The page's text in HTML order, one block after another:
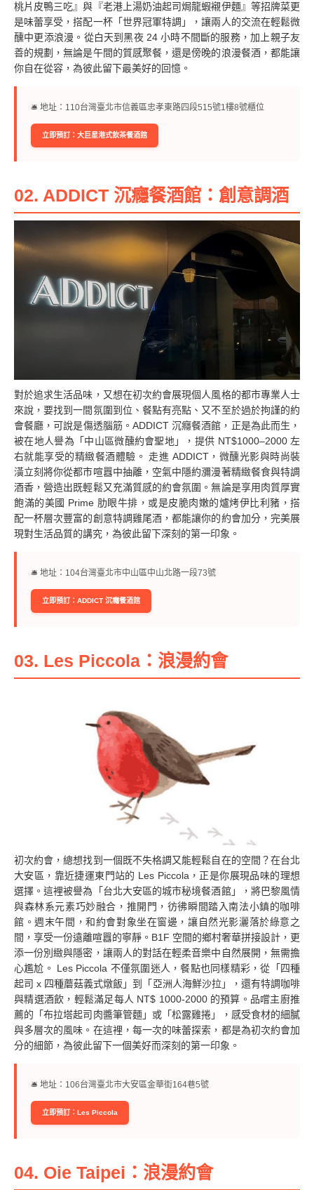
桃片皮鴨三吃』與『老港上湯奶油起司焗龍蝦襯伊麵』等招牌菜更
是味蕾享受，搭配一杯「世界冠軍特調」，讓兩人的交流在輕鬆微
醺中更添浪漫。從白天到黑夜 24 小時不間斷的服務，加上親子友
善的規劃，無論是午間的質感聚餐，還是傍晚的浪漫餐酒，都能讓
你自在從容，為彼此留下最美好的回憶。
🛎︎ 地址：110台灣臺北市信義區忠孝東路四段515號1樓8號櫃位
立即預訂：大巨星港式飲茶餐酒館
02. ADDICT 沉癮餐酒館：創意調酒
對於追求生活品味，又想在初次約會展現個人風格的都市專業人士
來說，要找到一間氛圍到位、餐點有亮點、又不至於過於拘謹的約
會餐廳，可說是傷透腦筋。ADDICT 沉癮餐酒館，正是為此而生，
被在地人譽為「中山區微醺約會聖地」，提供 NT$1000–2000 左
右就能享受的精緻餐酒體驗。 走進 ADDICT，微醺光影與時尚裝
潢立刻將你從都市喧囂中抽離，空氣中隱約瀰漫著精緻餐食與特調
酒香，營造出既輕鬆又充滿質感的約會氛圍。無論是享用肉質厚實
飽滿的美國 Prime 肋眼牛排，或是皮脆肉嫩的爐烤伊比利豬，搭
配一杯層次豐富的創意特調雞尾酒，都能讓你的約會加分，完美展
現對生活品質的講究，為彼此留下深刻的第一印象。
🛎︎ 地址：104台灣臺北市中山區中山北路一段73號
立即預訂：ADDICT 沉癮餐酒館
03. Les Piccola：浪漫約會
初次約會，總想找到一個既不失格調又能輕鬆自在的空間？在台北
大安區，靠近捷運東門站的 Les Piccola，正是你展現品味的理想
選擇。這裡被譽為「台北大安區的城市秘境餐酒館」，將巴黎風情
與森林系元素巧妙融合，推開門，彷彿瞬間踏入南法小鎮的咖啡
館。週末午間，和約會對象坐在窗邊，讓自然光影灑落於綠意之
間，享受一份遠離喧囂的寧靜。B1F 空間的鄉村奢華拼接設計，更
添一份別緻與隱密，讓兩人的對話在輕柔音樂中自然展開，無需擔
心尷尬。 Les Piccola 不僅氛圍迷人，餐點也同樣精彩，從「四種
起司 x 四種蘑菇義式燉飯」到「亞洲人海鮮沙拉」，還有特調咖啡
與精選酒飲，輕鬆滿足每人 NT$ 1000-2000 的預算。品嚐主廚推
薦的「布拉塔起司肉醬筆管麵」或「松露雞捲」，感受食材的細膩
與多層次的風味。在這裡，每一次的味蕾探索，都是為初次約會加
分的細節，為彼此留下一個美好而深刻的第一印象。
🛎︎ 地址：106台灣臺北市大安區金華街164巷5號
立即預訂：Les Piccola
04. Oie Taipei：浪漫約會